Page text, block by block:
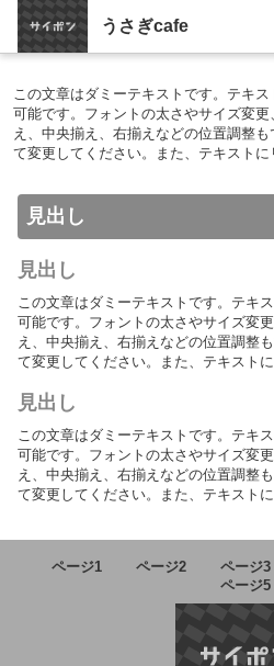
うさぎcafe
この文章はダミーテキストです。テキ
可能です。フォントの太さやサイズ変
え、中央揃え、右揃えなどの位置調整
て変更してください。また、テキストに
見出し
見出し
この文章はダミーテキストです。テキ
可能です。フォントの太さやサイズ変
え、中央揃え、右揃えなどの位置調整
て変更してください。また、テキスト
見出し
この文章はダミーテキストです。テキ
可能です。フォントの太さやサイズ変
え、中央揃え、右揃えなどの位置調整
て変更してください。また、テキスト
ページ1 ページ2 ページ3
ページ5